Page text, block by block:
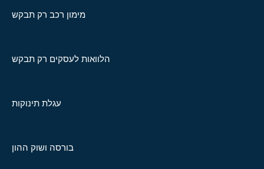
מימון רכב רק תבקש
הלוואות לעסקים רק תבקש
עגלת תינוקות
בורסה ושוק ההון